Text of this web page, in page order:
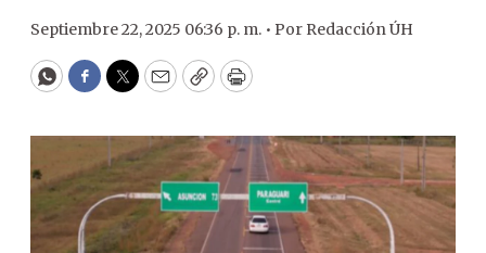
Septiembre 22, 2025 06:36 p. m. • Por Redacción ÚH
WhatsApp
Facebook
Twitter
EmailCopyPrint